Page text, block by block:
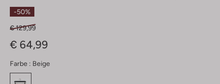
-50%
€ 129,99
€ 64,99
Farbe : Beige